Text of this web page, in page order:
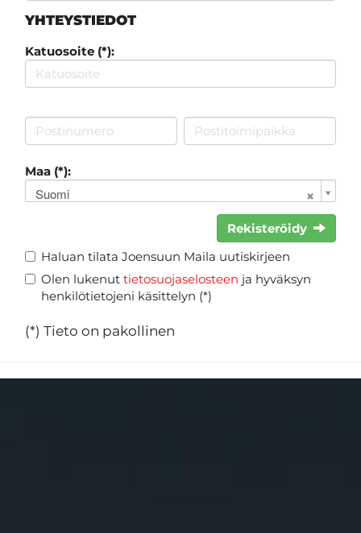
YHTEYSTIEDOT
Katuosoite (*):
Maa (*):
Suomi
Rekisteröidy
Haluan tilata Joensuun Maila uutiskirjeen
Olen lukenut tietosuojaselosteen ja hyväksyn
henkilötietojeni käsittelyn (*)
(*) Tieto on pakollinen